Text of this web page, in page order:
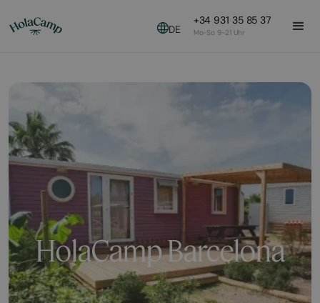
DE
+34 931 35 85 37
Mo-So 9-21 Uhr
HolaCamp Barcelona